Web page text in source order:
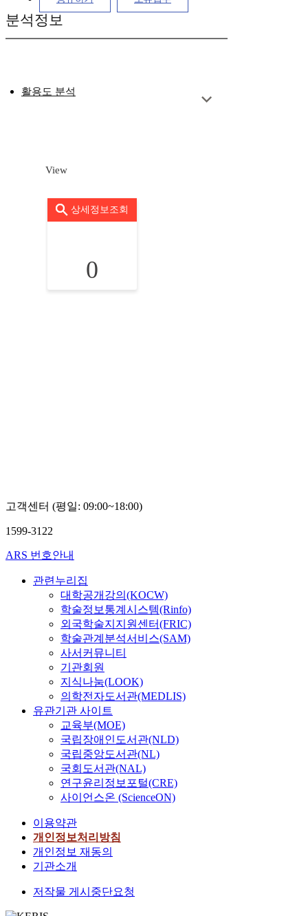
분석정보
활용도 분석
View
상세정보조회
0
고객센터 (평일: 09:00~18:00)
1599-3122
ARS 번호안내
관련누리집
대학공개강의(KOCW)
학술정보통계시스템(Rinfo)
외국학술지지원센터(FRIC)
학술관계분석서비스(SAM)
사서커뮤니티
기관회원
지식나눔(LOOK)
의학전자도서관(MEDLIS)
유관기관 사이트
교육부(MOE)
국립장애인도서관(NLD)
국립중앙도서관(NL)
국회도서관(NAL)
연구윤리정보포털(CRE)
사이언스온 (ScienceON)
이용약관
개인정보처리방침
개인정보 재동의
기관소개
저작물 게시중단요청